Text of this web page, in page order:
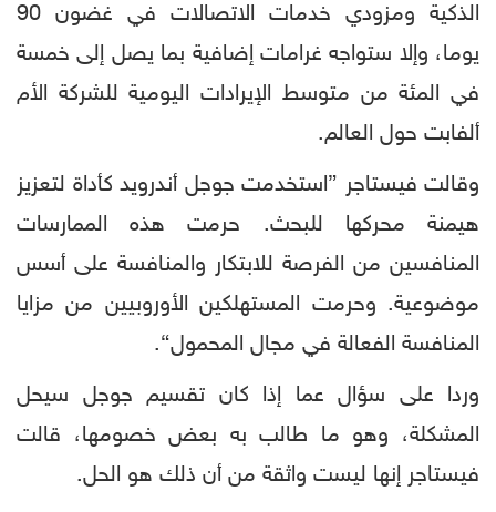
الذكية ومزودي خدمات الاتصالات في غضون 90
يوما، وإلا ستواجه غرامات إضافية بما يصل إلى خمسة
في المئة من متوسط الإيرادات اليومية للشركة الأم
ألفابت حول العالم.
وقالت فيستاجر ”استخدمت جوجل أندرويد كأداة لتعزيز
هيمنة محركها للبحث. حرمت هذه الممارسات
المنافسين من الفرصة للابتكار والمنافسة على أسس
موضوعية. وحرمت المستهلكين الأوروبيين من مزايا
المنافسة الفعالة في مجال المحمول“.
وردا على سؤال عما إذا كان تقسيم جوجل سيحل
المشكلة، وهو ما طالب به بعض خصومها، قالت
فيستاجر إنها ليست واثقة من أن ذلك هو الحل.